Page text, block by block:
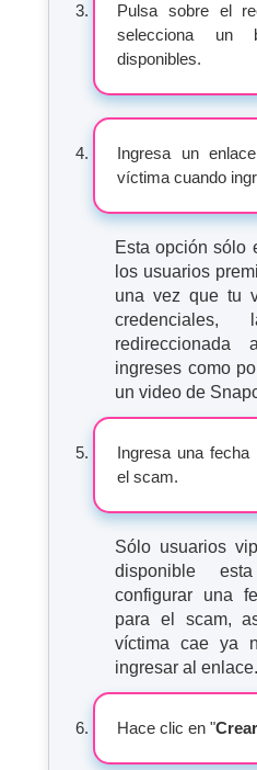
Pulsa sobre el
selecciona un
disponibles.
Ingresa un
víctima cuando
Esta opción sólo
los usuarios
una vez que tu
ingreses como
un video de
Ingresa una
el scam.
Sólo usuarios
disponible
configurar una
para el scam,
víctima cae ya
ingresar al enlace.
Hace clic en "